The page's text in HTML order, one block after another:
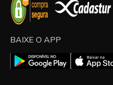
BAIXE O APP